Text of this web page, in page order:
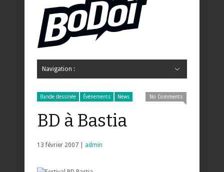
Navigation :
Bande dessinée Événements News No Comments
BD à Bastia
13 février 2007 | admin